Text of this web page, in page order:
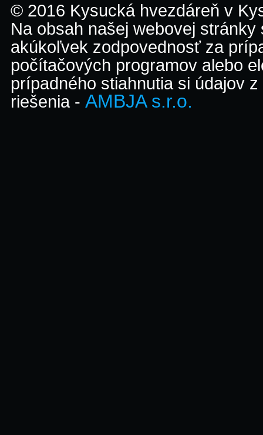
© 2016 Kysucká hvezdáreň v
Na obsah našej webovej
akúkoľvek zodpovednosť za
počítačových programov alebo
prípadného stiahnutia si údajov
riešenia - AMBJA s.r.o.